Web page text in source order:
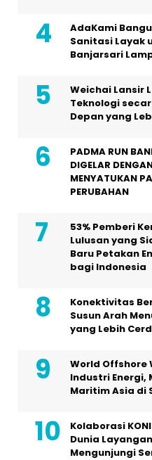
AdaKami
Sanitasi Layak
Banjarsari
Weichai Lansir
Teknologi
Depan yang
PADMA RUN
DIGELAR
MENYATUKAN
PERUBAHAN
53% Pemberi
Lulusan yang
Baru Petakan
bagi Indonesia
Konektivitas
Susun Arah
yang Lebih
World Offshore
Industri Energi,
Maritim Asia di
Kolaborasi
Dunia
Mengunjungi